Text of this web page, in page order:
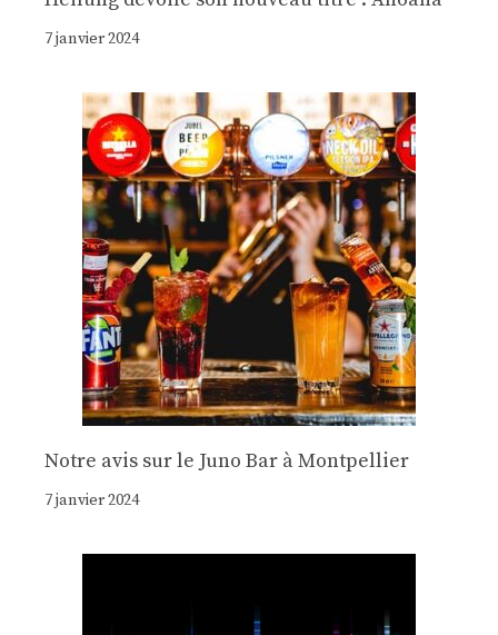
7 janvier 2024
Notre avis sur le Juno Bar à Montpellier
7 janvier 2024